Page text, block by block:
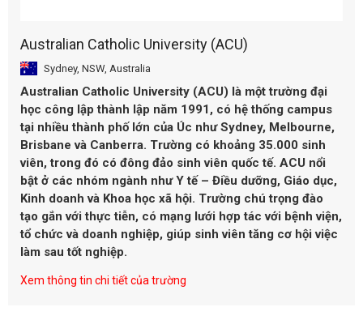
Australian Catholic University (ACU)
Sydney, NSW, Australia
Australian Catholic University (ACU) là một trường đại
học công lập thành lập năm 1991, có hệ thống campus
tại nhiều thành phố lớn của Úc như Sydney, Melbourne,
Brisbane và Canberra. Trường có khoảng 35.000 sinh
viên, trong đó có đông đảo sinh viên quốc tế. ACU nổi
bật ở các nhóm ngành như Y tế – Điều dưỡng, Giáo dục,
Kinh doanh và Khoa học xã hội. Trường chú trọng đào
tạo gắn với thực tiễn, có mạng lưới hợp tác với bệnh viện,
tổ chức và doanh nghiệp, giúp sinh viên tăng cơ hội việc
làm sau tốt nghiệp.
Xem thông tin chi tiết của trường